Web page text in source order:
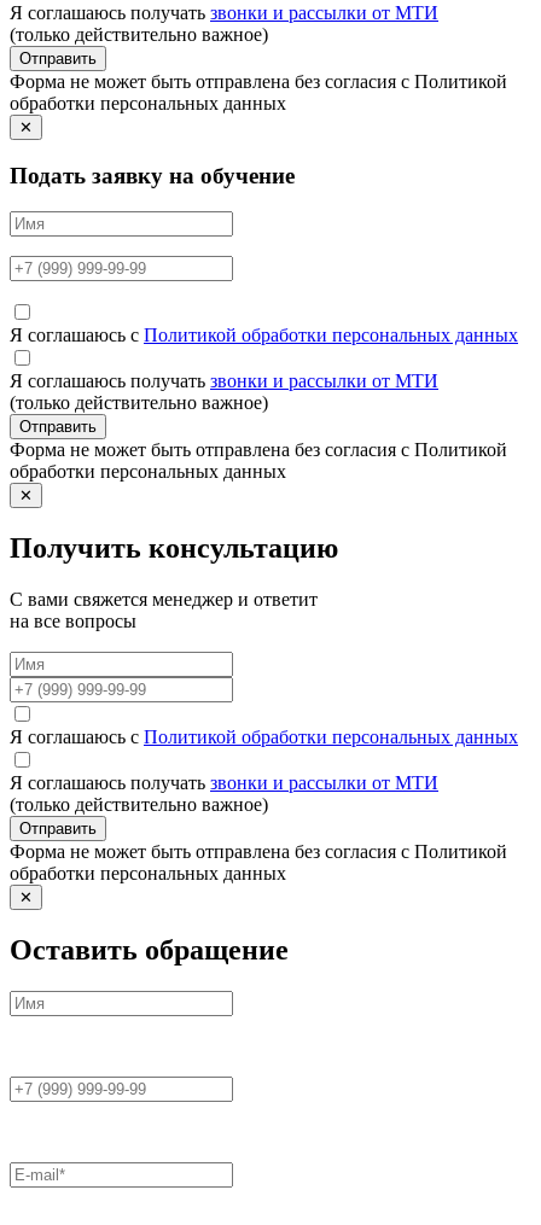
Я соглашаюсь получать звонки и рассылки от МТИ
(только действительно важное)
Отправить
Форма не может быть отправлена без согласия с Политикой
обработки персональных данных
✕
Подать заявку на обучение
Я соглашаюсь с Политикой обработки персональных данных
Я соглашаюсь получать звонки и рассылки от МТИ
(только действительно важное)
Отправить
Форма не может быть отправлена без согласия с Политикой
обработки персональных данных
✕
Получить консультацию
С вами свяжется менеджер и ответит
на все вопросы
Я соглашаюсь с Политикой обработки персональных данных
Я соглашаюсь получать звонки и рассылки от МТИ
(только действительно важное)
Отправить
Форма не может быть отправлена без согласия с Политикой
обработки персональных данных
✕
Оставить обращение